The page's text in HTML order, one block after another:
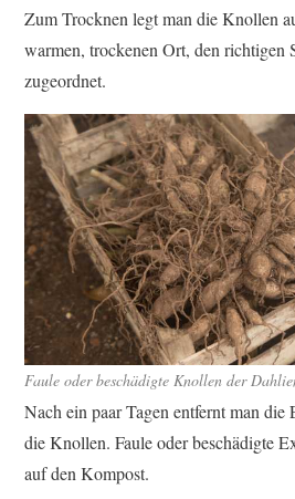
Zum Trocknen legt man die Knollen
warmen, trockenen Ort, den richtigen
zugeordnet.
Faule oder beschädigte Knollen der
Nach ein paar Tagen entfernt man
die Knollen. Faule oder beschädigte
auf den Kompost.